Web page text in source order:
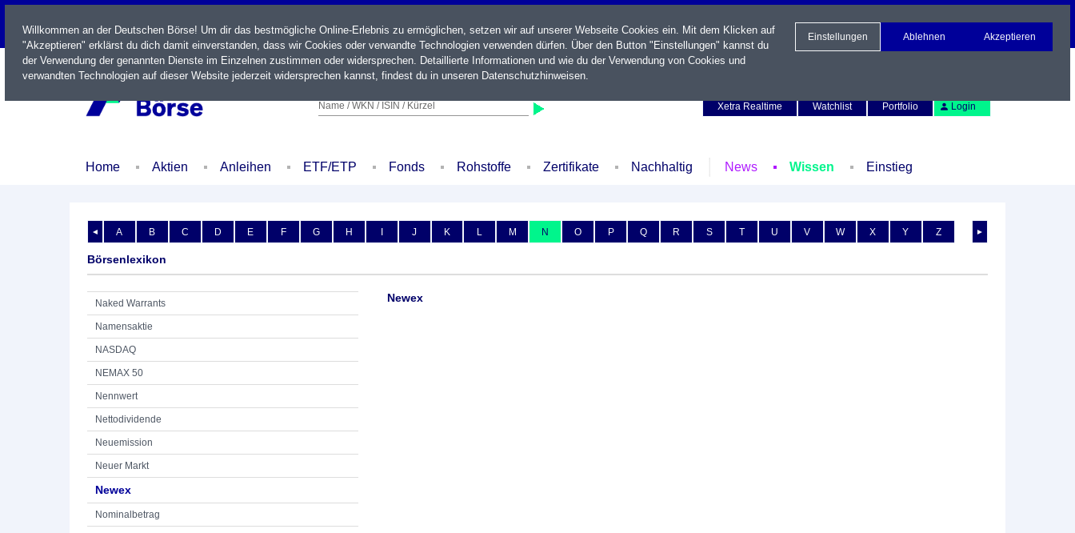
LIVE
Name / WKN / ISIN / Kürzel
Xetra Realtime
Watchlist Portfolio Login
Home Aktien Anleihen ETF/ETP Fonds Rohstoffe Zertifikate Nachhaltig News Wissen Einstieg
◄ ►
A B C D E F G H I J K L M N O P Q R S T U V W X Y Z
Börsenlexikon
Naked Warrants
Namensaktie
NASDAQ
NEMAX 50
Nennwert
Nettodividende
Neuemission
Neuer Markt
Newex
Nominalbetrag
Newex
Willkommen an der Deutschen Börse! Um dir das bestmögliche Online-Erlebnis zu ermöglichen, setzen wir auf unserer Webseite Cookies ein. Mit dem Klicken auf
"Akzeptieren" erklärst du dich damit einverstanden, dass wir Cookies oder verwandte Technologien verwenden dürfen. Über den Button "Einstellungen" kannst du
der Verwendung der genannten Dienste im Einzelnen zustimmen oder widersprechen. Detaillierte Informationen und wie du der Verwendung von Cookies und
verwandten Technologien auf dieser Website jederzeit widersprechen kannst, findest du in unseren Datenschutzhinweisen.
Einstellungen Ablehnen Akzeptieren